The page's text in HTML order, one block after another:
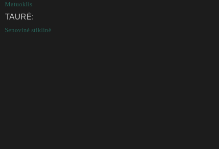
Matuoklis
TAURĖ:
Senovinė stiklinė